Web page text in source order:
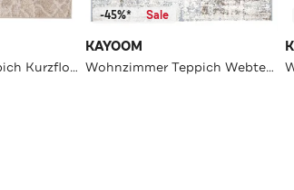
Wohnzimmer Teppich Kurzflorteppich Catcher 125 in silber - beige
-45%* Sale
KAYOOM
Wohnzimmer Teppich Webteppich Sail 700